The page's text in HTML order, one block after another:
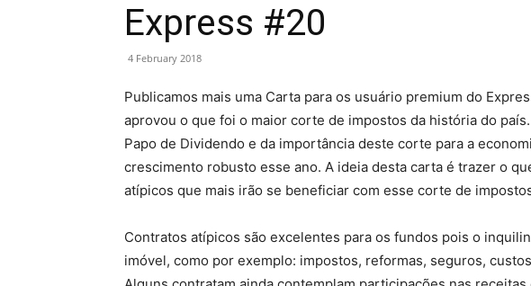
Express #20
4 February 2018
Publicamos mais uma Carta para os usuário premium do
aprovou o que foi o maior corte de impostos da história do
Papo de Dividendo e da importância deste corte para a
crescimento robusto esse ano. A ideia desta carta é trazer o
atípicos que mais irão se beneficiar com esse corte de
Contratos atípicos são excelentes para os fundos pois o
imóvel, como por exemplo: impostos, reformas, seguros,